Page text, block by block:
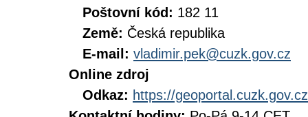
Poštovní kód: 182 11
Země: Česká republika
E-mail: vladimir.pek@cuzk.gov.cz
Online zdroj
Odkaz: https://geoportal.cuzk.gov.cz